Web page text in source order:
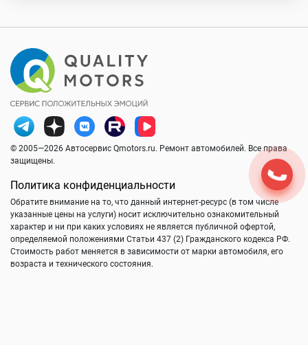
© 2005—2026 Автосервис Qmotors.ru. Ремонт автомобилей. Все права
защищены.
Политика конфиденциальности
Обратите внимание на то, что данный интернет-ресурс (в том числе
указанные цены на услуги) носит исключительно ознакомительный
характер и ни при каких условиях не является публичной офертой,
определяемой положениями Статьи 437 (2) Гражданского кодекса РФ.
Стоимость работ меняется в зависимости от марки автомобиля, его
возраста и технического состояния.